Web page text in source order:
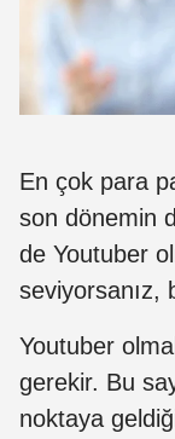
En çok para
son dönemin
de Youtuber
seviyorsanız,
Youtuber
gerekir. Bu
noktaya